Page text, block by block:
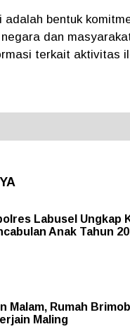
adalah bentuk
dan
terkait aktivitas
Labusel Ungkap
Anak Tahun
Malam, Rumah Brimob
Maling